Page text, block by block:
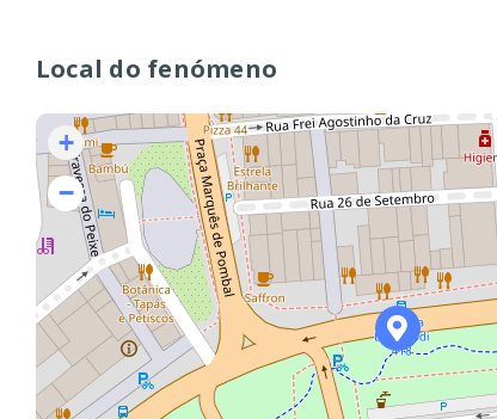
Local do fenómeno
+
−